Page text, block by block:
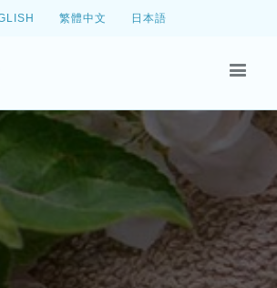
繁體中文 日本語